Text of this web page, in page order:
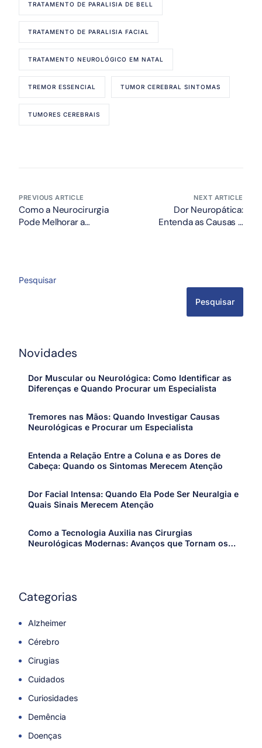
TRATAMENTO DE PARALISIA DE BELL
TRATAMENTO DE PARALISIA FACIAL
TRATAMENTO NEUROLÓGICO EM NATAL
TREMOR ESSENCIAL TUMOR CEREBRAL SINTOMAS
TUMORES CEREBRAIS
PREVIOUS ARTICLE
Como a Neurocirurgia
Pode Melhorar a
NEXT ARTICLE
Dor Neuropática:
Entenda as Causas e
Pesquisar
Pesquisar
Novidades
Dor Muscular ou Neurológica: Como Identificar as
Diferenças e Quando Procurar um Especialista
Tremores nas Mãos: Quando Investigar Causas
Neurológicas e Procurar um Especialista
Entenda a Relação Entre a Coluna e as Dores de
Cabeça: Quando os Sintomas Merecem Atenção
Dor Facial Intensa: Quando Ela Pode Ser Neuralgia e
Quais Sinais Merecem Atenção
Como a Tecnologia Auxilia nas Cirurgias
Neurológicas Modernas: Avanços que Tornam os
Categorias
Alzheimer
Cérebro
Cirugias
Cuidados
Curiosidades
Demência
Doenças